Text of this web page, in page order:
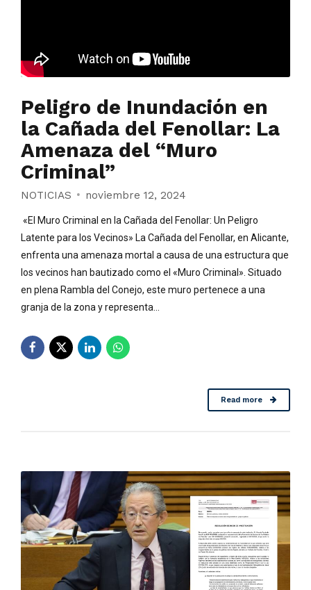
Peligro de Inundación en
la Cañada del Fenollar: La
Amenaza del “Muro
Criminal”
NOTICIAS noviembre 12, 2024
«El Muro Criminal en la Cañada del Fenollar: Un Peligro
Latente para los Vecinos» La Cañada del Fenollar, en Alicante,
enfrenta una amenaza mortal a causa de una estructura que
los vecinos han bautizado como el «Muro Criminal». Situado
en plena Rambla del Conejo, este muro pertenece a una
granja de la zona y representa...
Read more